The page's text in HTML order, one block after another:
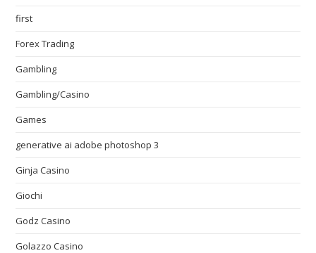
first
Forex Trading
Gambling
Gambling/Casino
Games
generative ai adobe photoshop 3
Ginja Casino
Giochi
Godz Casino
Golazzo Casino